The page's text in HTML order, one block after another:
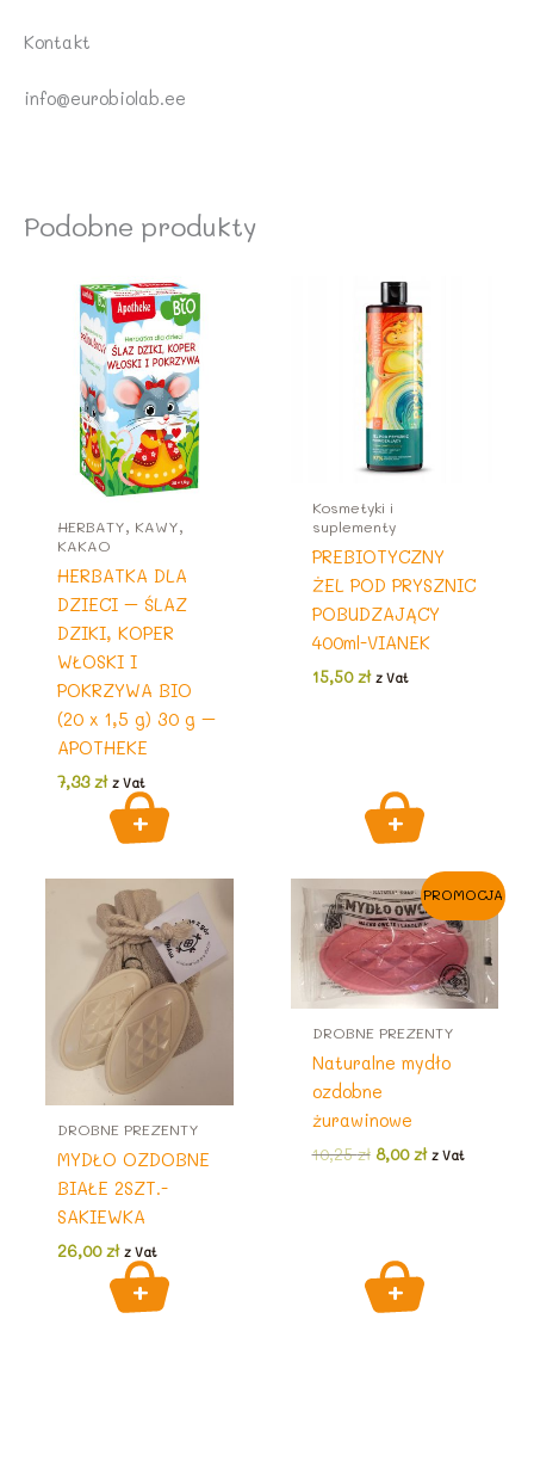
Kontakt
info@eurobiolab.ee
Podobne produkty
HERBATY, KAWY,
KAKAO
HERBATKA DLA
DZIECI – ŚLAZ
DZIKI, KOPER
WŁOSKI I
POKRZYWA BIO
(20 x 1,5 g) 30 g –
APOTHEKE
7,33zł z Vat
Kosmetyki i
suplementy
PREBIOTYCZNY
ŻEL POD PRYSZNIC
POBUDZAJĄCY
400ml-VIANEK
15,50zł z Vat
DROBNE PREZENTY
MYDŁO OZDOBNE
BIAŁE 2SZT.-
SAKIEWKA
26,00zł z Vat
PROMOCJA
DROBNE PREZENTY
Naturalne mydło
ozdobne
żurawinowe
10,25zł Pierwotna
8,00złAktualna
z Vat